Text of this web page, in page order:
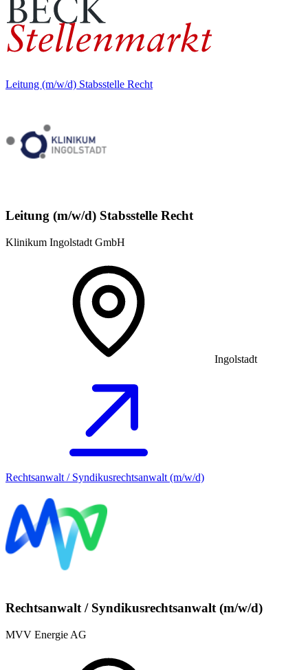
Leitung (m/w/d) Stabsstelle Recht
Leitung (m/w/d) Stabsstelle Recht
Klinikum Ingolstadt GmbH
Ingolstadt
Rechtsanwalt / Syndikusrechtsanwalt (m/w/d)
Rechtsanwalt / Syndikusrechtsanwalt (m/w/d)
MVV Energie AG